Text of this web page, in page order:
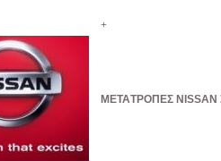
+
METAΤΡΟΠΕΣ